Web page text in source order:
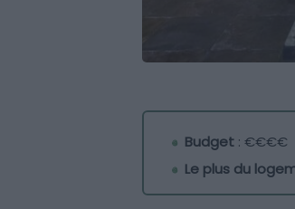
Budget : €€€€
Le plus du